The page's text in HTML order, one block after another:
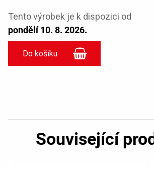
Tento výrobek je k dispozici od
pondělí 10. 8. 2026.
Související